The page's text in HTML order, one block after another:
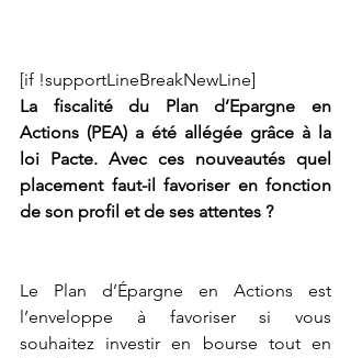
[if !supportLineBreakNewLine]
La fiscalité du Plan d’Epargne en
Actions (PEA) a été allégée grâce à la
loi Pacte. Avec ces nouveautés quel
placement faut-il favoriser en fonction
de son profil et de ses attentes ?
Le Plan d’Épargne en Actions est
l’enveloppe à favoriser si vous
souhaitez investir en bourse tout en